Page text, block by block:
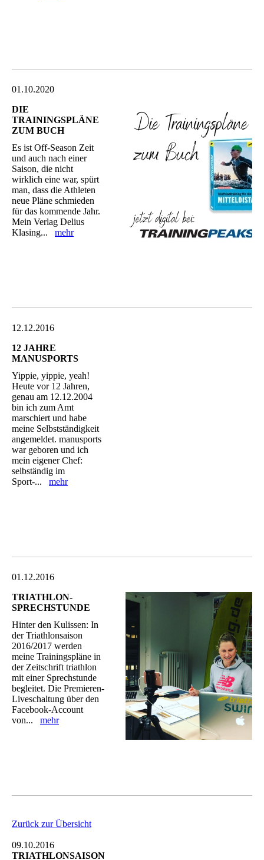
01.10.2020
DIE
TRAININGSPLÄNE
ZUM BUCH
Es ist Off-Season Zeit
und auch nach einer
Saison, die nicht
wirklich eine war, spürt
man, dass die Athleten
neue Pläne schmieden
für das kommende Jahr.
Mein Verlag Delius
Klasing... mehr
12.12.2016
12 JAHRE
MANUSPORTS
Yippie, yippie, yeah!
Heute vor 12 Jahren,
genau am 12.12.2004
bin ich zum Amt
marschiert und habe
meine Selbstständigkeit
angemeldet. manusports
war geboren und ich
mein eigener Chef:
selbständig im
Sport-... mehr
01.12.2016
TRIATHLON-
SPRECHSTUNDE
Hinter den Kulissen: In
der Triathlonsaison
2016/2017 werden
meine Trainingspläne in
der Zeitschrift triathlon
mit einer Sprechstunde
begleitet. Die Premieren-
Liveschaltung über den
Facebook-Account
von... mehr
Zurück zur Übersicht
09.10.2016
TRIATHLONSAISON